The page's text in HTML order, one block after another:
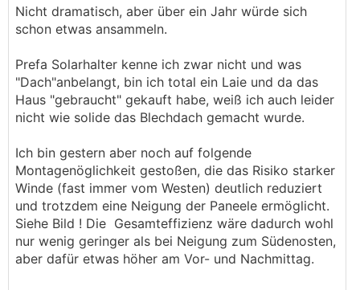
Nicht dramatisch, aber über ein Jahr würde sich
schon etwas ansammeln.
Prefa Solarhalter kenne ich zwar nicht und was
"Dach"anbelangt, bin ich total ein Laie und da das
Haus "gebraucht" gekauft habe, weiß ich auch leider
nicht wie solide das Blechdach gemacht wurde.
Ich bin gestern aber noch auf folgende
Montagenöglichkeit gestoßen, die das Risiko starker
Winde (fast immer vom Westen) deutlich reduziert
und trotzdem eine Neigung der Paneele ermöglicht.
Siehe Bild ! Die Gesamteffizienz wäre dadurch wohl
nur wenig geringer als bei Neigung zum Südenosten,
aber dafür etwas höher am Vor- und Nachmittag.